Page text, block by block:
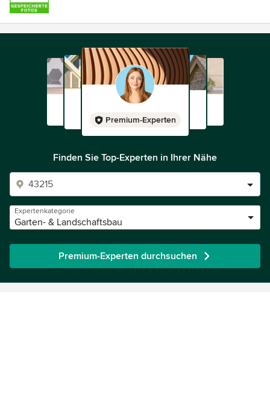
Premium-Experten
Finden Sie Top-Experten in Ihrer Nähe
Expertenkategorie
Garten- & Landschaftsbau
Premium-Experten durchsuchen